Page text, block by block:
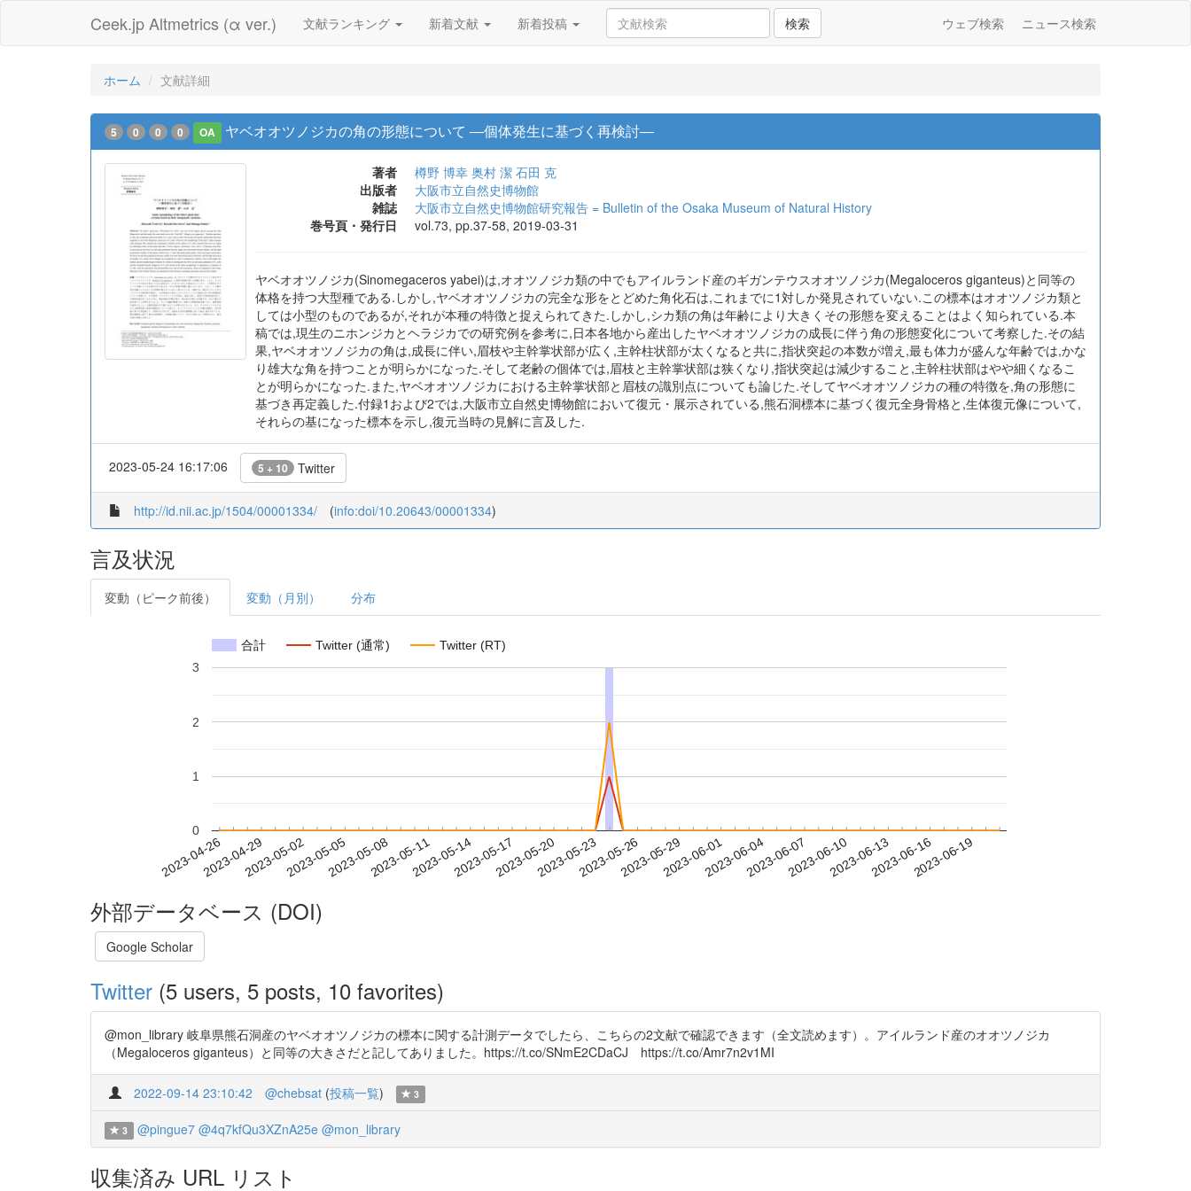
Ceek.jp Altmetrics (α ver.) 文献ランキング 新着文献 新着投稿 検索 ウェブ検索 ニュース検索
ホーム 文献詳細
5 0 0 0 OA ヤベオオツノジカの角の形態について ―個体発生に基づく再検討―
著者 樽野 博幸 奥村 潔 石田 克
出版者
大阪市立自然史博物館
雑誌
大阪市立自然史博物館研究報告 = Bulletin of the Osaka Museum of Natural History
巻号頁・発行日
vol.73, pp.37-58, 2019-03-31
ヤベオオツノジカ(Sinomegaceros yabei)は,オオツノジカ類の中でもアイルランド産のギガンテウスオオツノジカ(Megaloceros giganteus)と同等の
体格を持つ大型種である.しかし,ヤベオオツノジカの完全な形をとどめた角化石は,これまでに1対しか発見されていない.この標本はオオツノジカ類と
しては小型のものであるが,それが本種の特徴と捉えられてきた.しかし,シカ類の角は年齢により大きくその形態を変えることはよく知られている.本
稿では,現生のニホンジカとヘラジカでの研究例を参考に,日本各地から産出したヤベオオツノジカの成長に伴う角の形態変化について考察した.その結
果,ヤベオオツノジカの角は,成長に伴い,眉枝や主幹掌状部が広く,主幹柱状部が太くなると共に,指状突起の本数が増え,最も体力が盛んな年齢では,かな
り雄大な角を持つことが明らかになった.そして老齢の個体では,眉枝と主幹掌状部は狭くなり,指状突起は減少すること,主幹柱状部はやや細くなるこ
とが明らかになった.また,ヤベオオツノジカにおける主幹掌状部と眉枝の識別点についても論じた.そしてヤベオオツノジカの種の特徴を,角の形態に
基づき再定義した.付録1および2では,大阪市立自然史博物館において復元・展示されている,熊石洞標本に基づく復元全身骨格と,生体復元像について,
それらの基になった標本を示し,復元当時の見解に言及した.
2023-05-24 16:17:06 5 + 10 Twitter
http://id.nii.ac.jp/1504/00001334/ (info:doi/10.20643/00001334)
言及状況
変動（ピーク前後） 変動（月別） 分布
合計 Twitter (通常) Twitter (RT)
2023-04-262023-04-292023-05-022023-05-052023-05-082023-05-112023-05-142023-05-172023-05-202023-05-232023-05-262023-05-292023-06-012023-06-042023-06-072023-06-102023-06-132023-06-162023-06-19
0
1
2
3
外部データベース (DOI)
Google Scholar
Twitter (5 users, 5 posts, 10 favorites)
@mon_library 岐阜県熊石洞産のヤベオオツノジカの標本に関する計測データでしたら、こちらの2文献で確認できます（全文読めます）。アイルランド産のオオツノジカ
（Megaloceros giganteus）と同等の大きさだと記してありました。https://t.co/SNmE2CDaCJ https://t.co/Amr7n2v1MI
2022-09-14 23:10:42 @chebsat (投稿一覧) 3
3 @pingue7 @4q7kfQu3XZnA25e @mon_library
収集済み URL リスト